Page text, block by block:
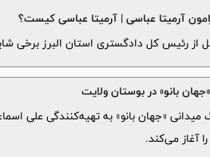
آرمیتا عباسی | آرمیتا عباسی کیست؟
از رئیس کل دادگستری استان البرز برخی
بانو» در بوستان ولایت
آغاز می‌کند.